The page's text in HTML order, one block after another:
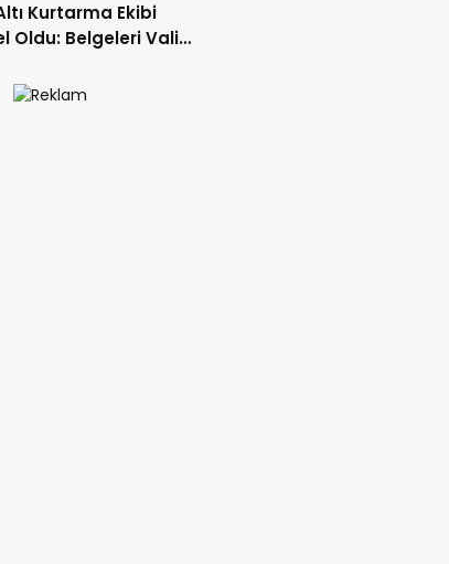
Kurtarma Ekibi
Oldu: Belgeleri Vali